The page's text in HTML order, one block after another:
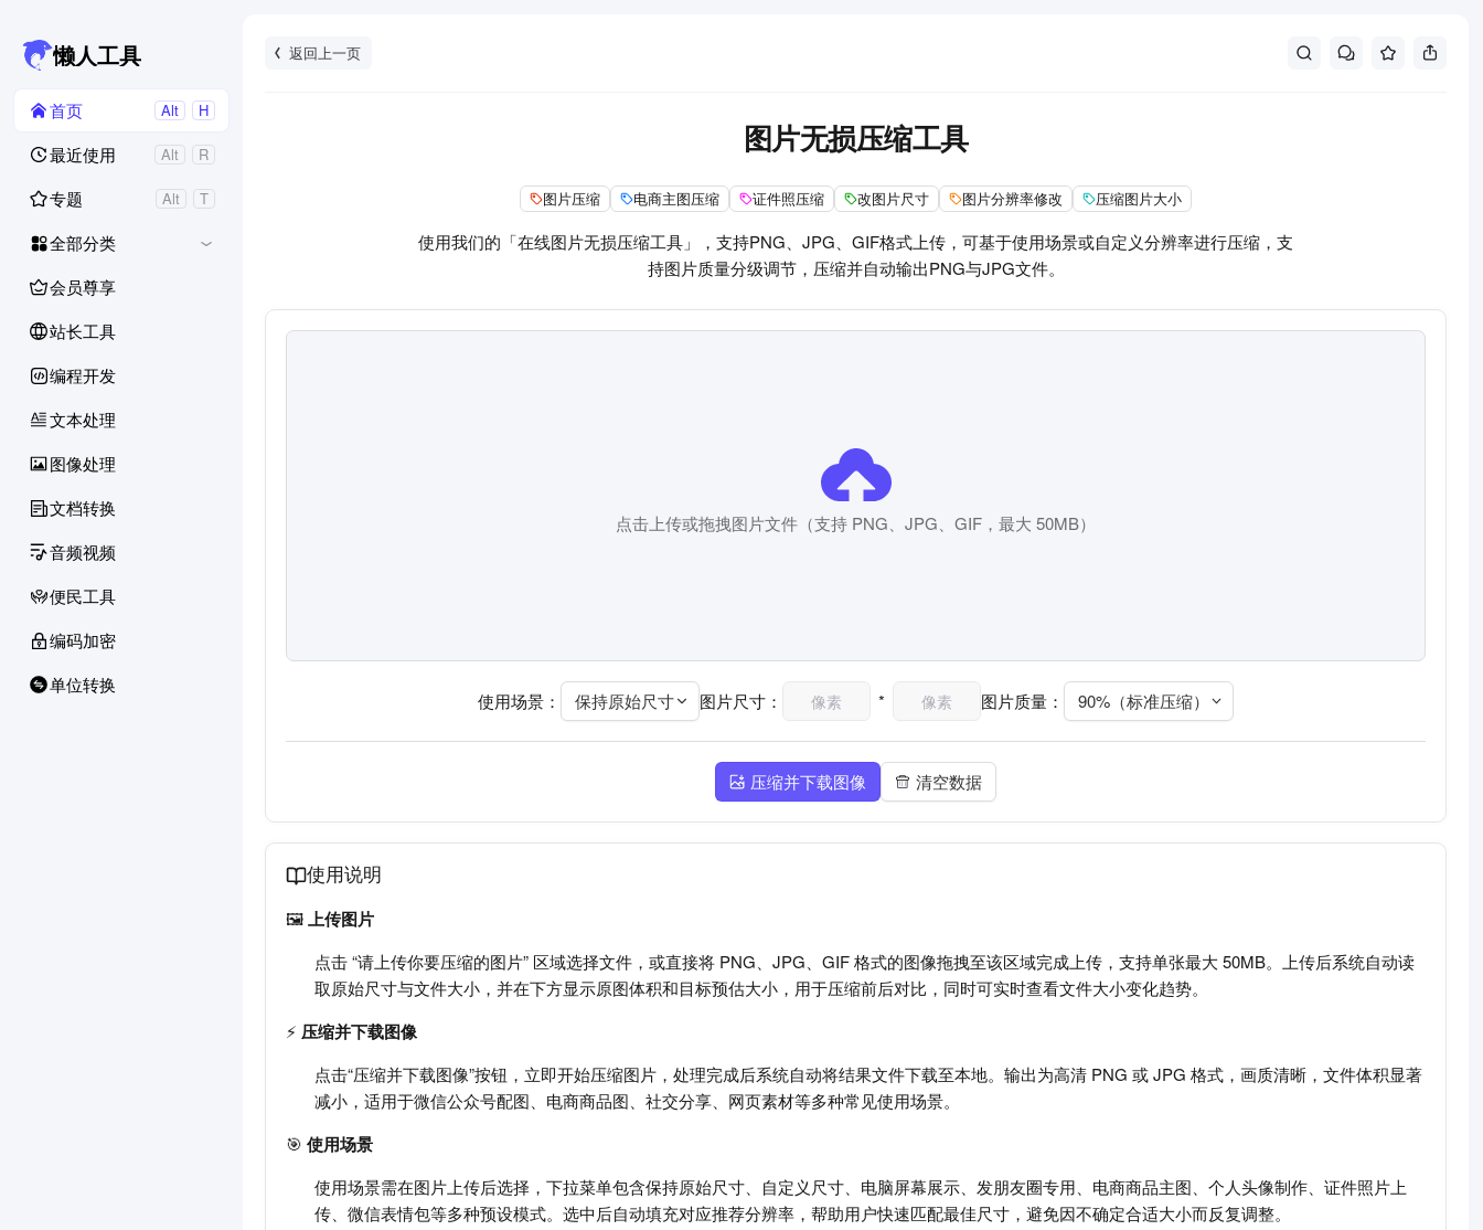
懒人工具
首页 Alt H
最近使用 Alt R
专题 Alt T
全部分类
会员尊享
站长工具
编程开发
文本处理
图像处理
文档转换
音频视频
便民工具
编码加密
单位转换
返回上一页
图片无损压缩工具
图片压缩 电商主图压缩 证件照压缩 改图片尺寸 图片分辨率修改 压缩图片大小
使用我们的「在线图片无损压缩工具」，支持PNG、JPG、GIF格式上传，可基于使用场景或自定义分辨率进行压缩，支
持图片质量分级调节，压缩并自动输出PNG与JPG文件。
点击上传或拖拽图片文件（支持 PNG、JPG、GIF，最大 50MB）
使用场景： 保持原始尺寸 图片尺寸： * 图片质量： 90%（标准压缩）
压缩并下载图像 清空数据
使用说明
🖼️上传图片
点击 “请上传你要压缩的图片” 区域选择文件，或直接将 PNG、JPG、GIF 格式的图像拖拽至该区域完成上传，支持单张最大 50MB。上传后系统自动读
取原始尺寸与文件大小，并在下方显示原图体积和目标预估大小，用于压缩前后对比，同时可实时查看文件大小变化趋势。
⚡ 压缩并下载图像
点击“压缩并下载图像”按钮，立即开始压缩图片，处理完成后系统自动将结果文件下载至本地。输出为高清 PNG 或 JPG 格式，画质清晰，文件体积显著
减小，适用于微信公众号配图、电商商品图、社交分享、网页素材等多种常见使用场景。
🎯 使用场景
使用场景需在图片上传后选择，下拉菜单包含保持原始尺寸、自定义尺寸、电脑屏幕展示、发朋友圈专用、电商商品主图、个人头像制作、证件照片上
传、微信表情包等多种预设模式。选中后自动填充对应推荐分辨率，帮助用户快速匹配最佳尺寸，避免因不确定合适大小而反复调整。